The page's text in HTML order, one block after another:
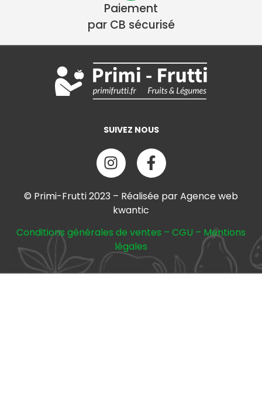
Paiement
par CB sécurisé
SUIVEZ NOUS
© Primi-Frutti 2023 – Réalisée par Agence web
kwantic
Conditions générales de ventes – CGU – Mentions
légales